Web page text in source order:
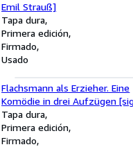
Emil Strauß]
Tapa dura
Primera edición
Firmado
Usado
Flachsmann als Erzieher. Eine
Komödie in drei Aufzügen
von Senta-Regina Möller-Ernst
genannt "Applschnut", der
von Otto Ernst]
Tapa dura
Primera edición
Firmado